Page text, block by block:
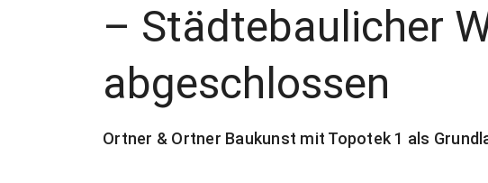
– Städtebaulicher
abgeschlossen
Ortner & Ortner Baukunst mit Topotek 1 als